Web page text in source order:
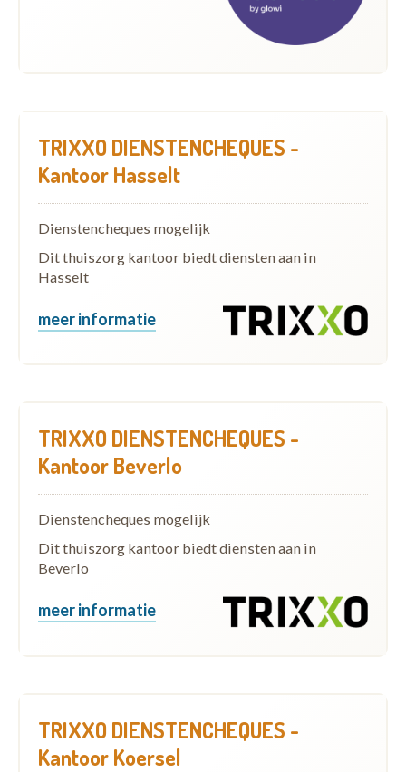
TRIXXO DIENSTENCHEQUES -
Kantoor Hasselt
Dienstencheques mogelijk
Dit thuiszorg kantoor biedt diensten aan in
Hasselt
meer informatie
TRIXXO DIENSTENCHEQUES -
Kantoor Beverlo
Dienstencheques mogelijk
Dit thuiszorg kantoor biedt diensten aan in
Beverlo
meer informatie
TRIXXO DIENSTENCHEQUES -
Kantoor Koersel